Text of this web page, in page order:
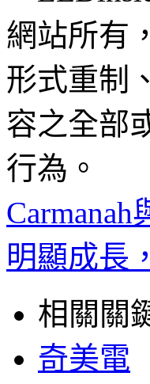
網站所有
形式重制
容之全部
行為。
明顯成長
相關關
奇美電